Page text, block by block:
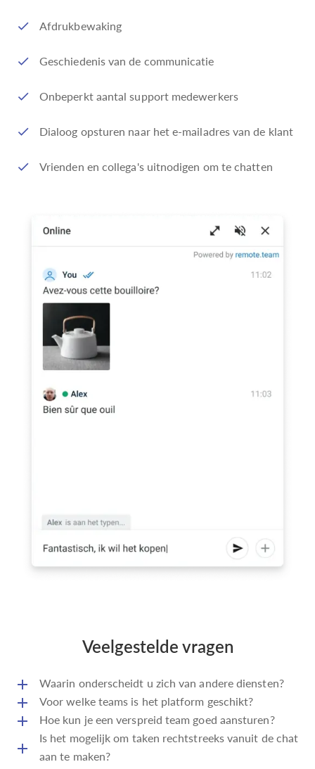
Afdrukbewaking
Geschiedenis van de communicatie
Onbeperkt aantal support medewerkers
Dialoog opsturen naar het e-mailadres van de klant
Vrienden en collega's uitnodigen om te chatten
Veelgestelde vragen
Waarin onderscheidt u zich van andere diensten?
We bieden wat de giganten (Microsoft Teams, Slack,
Basecamp, enz.) zijn vergeten — rust in je hoofd. Kalm
gegevensbescherming (end-to-end encryptie), zodat je je
kunt concentreren op belangrijke taken en resultaten kunt
Voor welke teams is het platform geschikt?
Het is een universeel hulpmiddel voor alle teams — van
bedrijven tot onderwijs en overheidsstructuren. Het
en maakt het mogelijk om taken van werknemers te volgen,
Hoe kun je een verspreid team goed aansturen?
De sleutel tot succes is asynchrone communicatie.
Remote.Team helpt teams resultaten te bereiken via
Is het mogelijk om taken rechtstreeks vanuit de chat
aan te maken?